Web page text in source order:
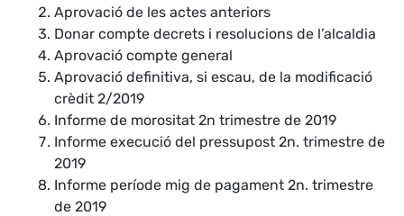
Aprovació de les actes anteriors
Donar compte decrets i resolucions de l’alcaldia
Aprovació compte general
Aprovació definitiva, si escau, de la modificació
crèdit 2/2019
Informe de morositat 2n trimestre de 2019
Informe execució del pressupost 2n. trimestre de
2019
Informe període mig de pagament 2n. trimestre
de 2019